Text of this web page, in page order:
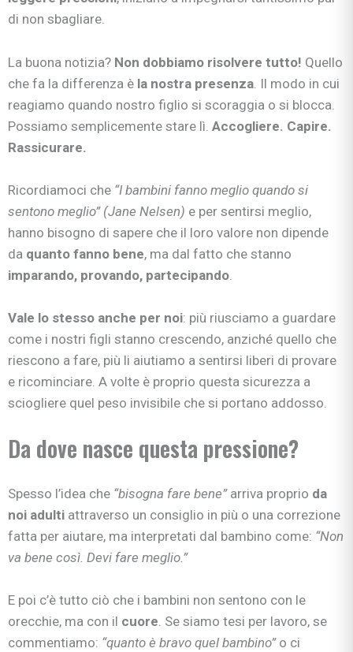
di non sbagliare.
La buona notizia? Non dobbiamo risolvere tutto! Quello
che fa la differenza è la nostra presenza . Il modo in cui
reagiamo quando nostro figlio si scoraggia o si blocca.
Possiamo semplicemente stare lì. Accogliere. Capire.
Rassicurare.
Ricordiamoci che “I bambini fanno meglio quando si
sentono meglio” (Jane Nelsen) e per sentirsi meglio,
hanno bisogno di sapere che il loro valore non dipende
da quanto fanno bene, ma dal fatto che stanno
imparando, provando, partecipando
Vale lo stesso anche per noi: più riusciamo a guardare
come i nostri figli stanno crescendo, anziché quello che
riescono a fare, più li aiutiamo a sentirsi liberi di provare
e ricominciare. A volte è proprio questa sicurezza a
sciogliere quel peso invisibile che si portano addosso.
Da dove nasce questa pressione?
Spesso l’idea che “bisogna fare bene” arriva proprio da
noi adulti attraverso un consiglio in più o una correzione
fatta per aiutare, ma interpretati dal bambino come: “Non
va bene così. Devi fare meglio.”
E poi c’è tutto ciò che i bambini non sentono con le
orecchie, ma con il cuore. Se siamo tesi per lavoro, se
commentiamo: “quanto è bravo quel bambino”o ci